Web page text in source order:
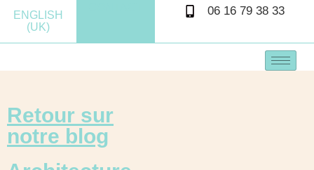
ENGLISH
(UK)
06 16 79 38 33
Retour sur
notre blog